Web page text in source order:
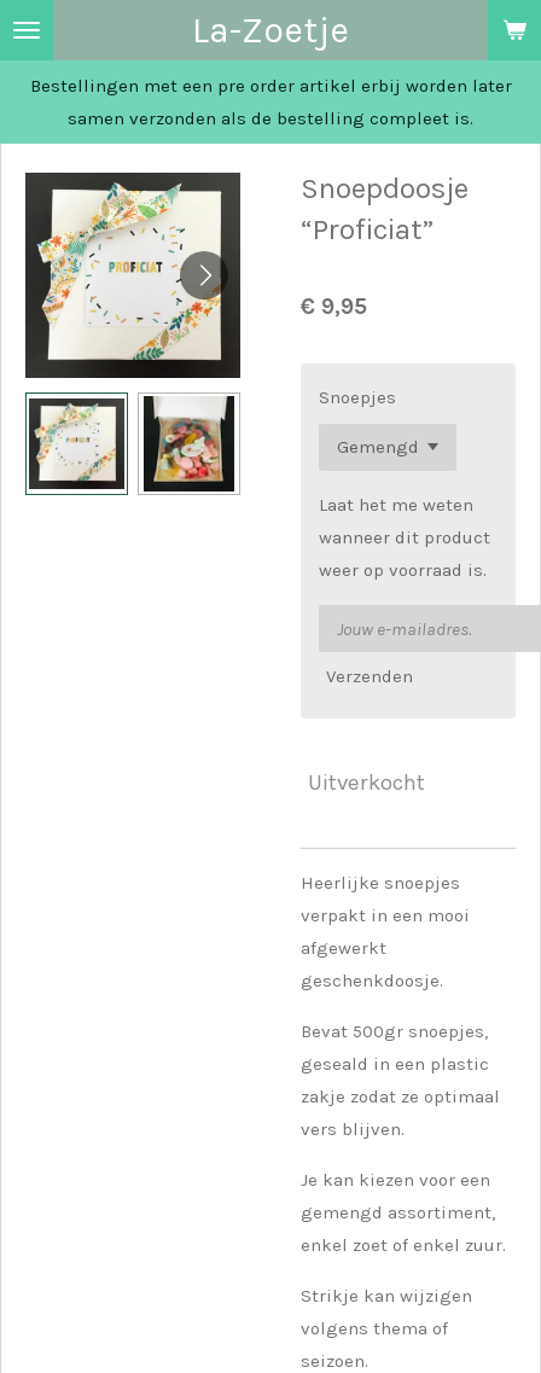
Ga
direct
naar
La-Zoetje
Bestellingen met een pre order artikel erbij worden later
samen verzonden als de bestelling compleet is.
Snoepdoosje
“Proficiat”
€ 9,95
Snoepjes
Laat het me weten
wanneer dit product
weer op voorraad is.
Verzenden
Uitverkocht
Heerlijke snoepjes
verpakt in een mooi
afgewerkt
geschenkdoosje.
Bevat 500gr snoepjes,
geseald in een plastic
zakje zodat ze optimaal
vers blijven.
Je kan kiezen voor een
gemengd assortiment,
enkel zoet of enkel zuur.
Strikje kan wijzigen
volgens thema of
seizoen.